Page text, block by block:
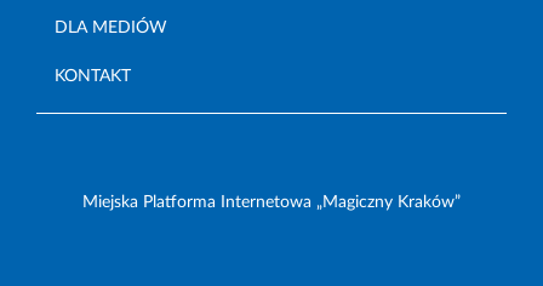
DLA MEDIÓW
KONTAKT
Miejska Platforma Internetowa „Magiczny Kraków”